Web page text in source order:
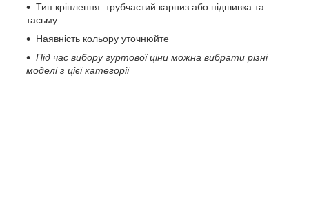
Тип кріплення: трубчастий карниз або підшивка та
тасьму
Наявність кольору уточнюйте
Під час вибору гуртової ціни можна вибрати різні
моделі з цієї категорії